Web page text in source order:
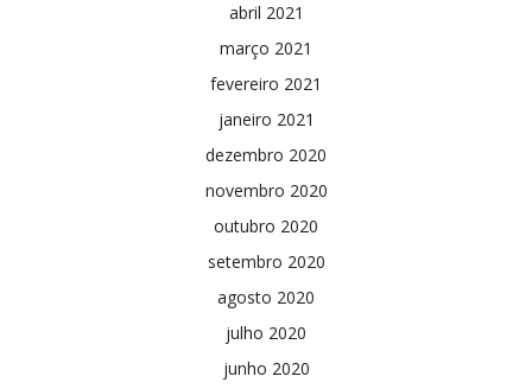
abril 2021
março 2021
fevereiro 2021
janeiro 2021
dezembro 2020
novembro 2020
outubro 2020
setembro 2020
agosto 2020
julho 2020
junho 2020